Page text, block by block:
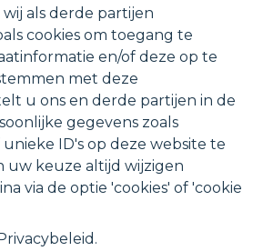
als derde partijen
cookies om toegang te
en/of deze op te
met deze
u ons en derde partijen in de
gegevens zoals
ID's op deze website te
uw keuze altijd wijzigen
via de optie 'cookies' of 'cookie
.
1880 Kapelle-op-den-Bos
Lijst Volgende